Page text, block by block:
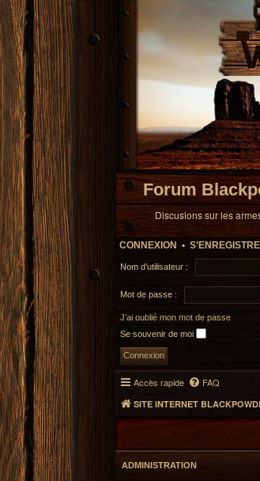
Forum
Discusions sur les
CONNEXION •
Nom d’utilisateur :
Mot de passe :
J’ai oublié mon mot de passe
Se souvenir de moi
Accès rapide FAQ
SITE INTERNET
ADMINISTRATION